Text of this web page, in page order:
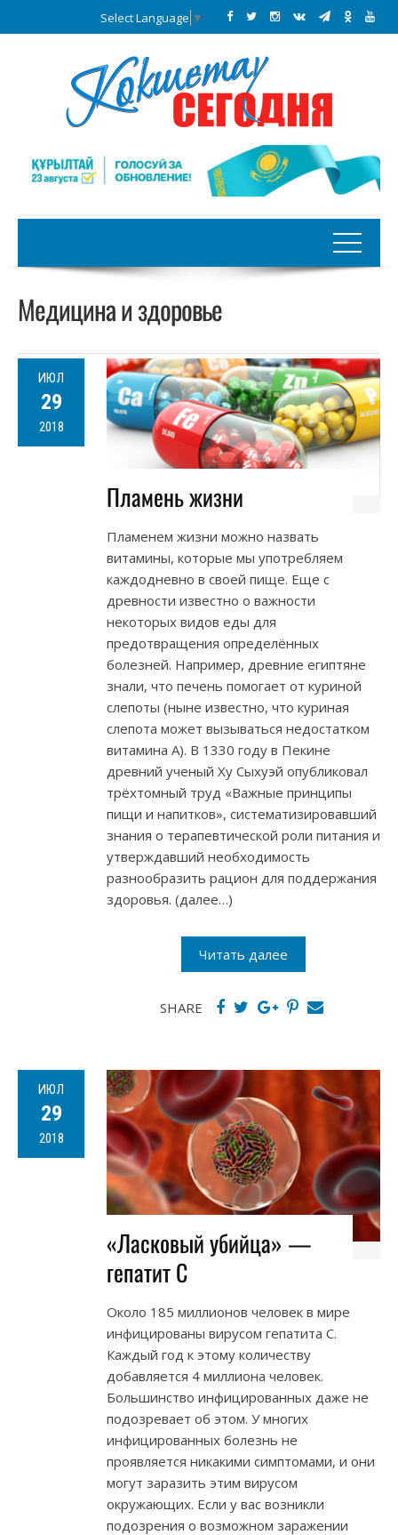
Select Language ▼
Медицина и здоровье
ИЮЛ
29
2018
Пламень жизни
Пламенем жизни можно назвать
витамины, которые мы употребляем
каждодневно в своей пище. Еще с
древности известно о важности
некоторых видов еды для
предотвращения определённых
болезней. Например, древние египтяне
знали, что печень помогает от куриной
слепоты (ныне известно, что куриная
слепота может вызываться недостатком
витамина A). В 1330 году в Пекине
древний ученый Ху Сыхуэй опубликовал
трёхтомный труд «Важные принципы
пищи и напитков», систематизировавший
знания о терапевтической роли питания и
утверждавший необходимость
разнообразить рацион для поддержания
здоровья. (далее…)
Читать далее
SHARE
ИЮЛ
29
2018
«Ласковый убийца» —
гепатит С
Около 185 миллионов человек в мире
инфицированы вирусом гепатита С.
Каждый год к этому количеству
добавляется 4 миллиона человек.
Большинство инфицированных даже не
подозревает об этом. У многих
инфицированных болезнь не
проявляется никакими симптомами, и они
могут заразить этим вирусом
окружающих. Если у вас возникли
подозрения о возможном заражении